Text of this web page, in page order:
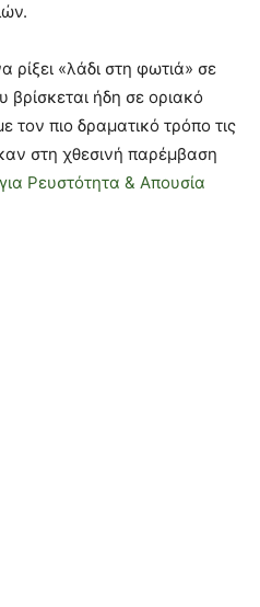
ρίξει «λάδι στη φωτιά» σε
ήδη σε οριακό
τον πιο δραματικό τρόπο τις
στη χθεσινή παρέμβαση
Ρευστότητα & Απουσία